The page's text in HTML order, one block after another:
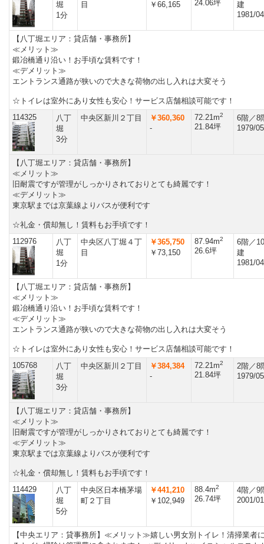
堀
1分
目
￥66,165
24.06坪
建
1981/04
【八丁堀エリア：貸店舗・事務所】
≪メリット≫
鍛冶橋通り沿い！お手頃な賃料です！
≪デメリット≫
エントランス通路が狭いので大きな荷物の出し入れは大変そう
☆トイレは室外にあり女性も安心！サービス店舗相談可能です！
114325
八丁
堀
3分
中央区新川２丁目
￥360,360
-
72.21m2
21.84坪
6階／8
1979/05
【八丁堀エリア：貸店舗・事務所】
≪メリット≫
旧耐震ですが管理がしっかりされておりとても綺麗です！
≪デメリット≫
東京駅までは京葉線よりバスが便利です
☆礼金・償却無し！賃料もお手頃です！
112976
八丁
堀
1分
中央区八丁堀４丁
目
￥365,750
￥73,150
87.94m2
26.6坪
6階／
建
1981/04
【八丁堀エリア：貸店舗・事務所】
≪メリット≫
鍛冶橋通り沿い！お手頃な賃料です！
≪デメリット≫
エントランス通路が狭いので大きな荷物の出し入れは大変そう
☆トイレは室外にあり女性も安心！サービス店舗相談可能です！
105768
八丁
堀
3分
中央区新川２丁目
￥384,384
-
72.21m2
21.84坪
2階／8
1979/05
【八丁堀エリア：貸店舗・事務所】
≪メリット≫
旧耐震ですが管理がしっかりされておりとても綺麗です！
≪デメリット≫
東京駅までは京葉線よりバスが便利です
☆礼金・償却無し！賃料もお手頃です！
114429
八丁
堀
5分
中央区日本橋茅場
町２丁目
￥441,210
￥102,949
88.4m2
26.74坪
4階／9
2001/01
【中央エリア：貸事務所】≪メリット≫嬉しい男女別トイレ！清掃業者